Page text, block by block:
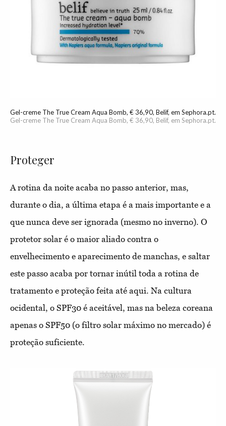
Gel-creme The True Cream Aqua Bomb, € 36,90, Belif, em Sephora.pt.
Gel-creme The True Cream Aqua Bomb, € 36,90, Belif, em Sephora.pt.
Proteger
A rotina da noite acaba no passo anterior, mas,
durante o dia, a última etapa é a mais importante e a
que nunca deve ser ignorada (mesmo no inverno). O
protetor solar é o maior aliado contra o
envelhecimento e aparecimento de manchas, e saltar
este passo acaba por tornar inútil toda a rotina de
tratamento e proteção feita até aqui. Na cultura
ocidental, o SPF30 é aceitável, mas na beleza coreana
apenas o SPF50 (o filtro solar máximo no mercado) é
proteção suficiente.